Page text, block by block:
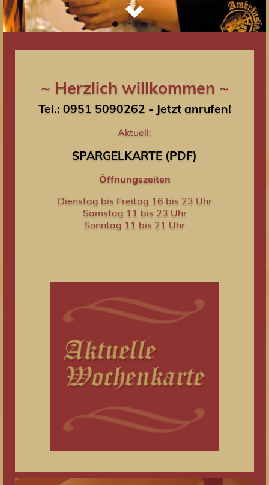
~ Herzlich willkommen ~
Tel.: 0951 5090262 - Jetzt anrufen!
Aktuell:
SPARGELKARTE (PDF)
Öffnungszeiten
Dienstag bis Freitag 16 bis 23 Uhr
Samstag 11 bis 23 Uhr
Sonntag 11 bis 21 Uhr